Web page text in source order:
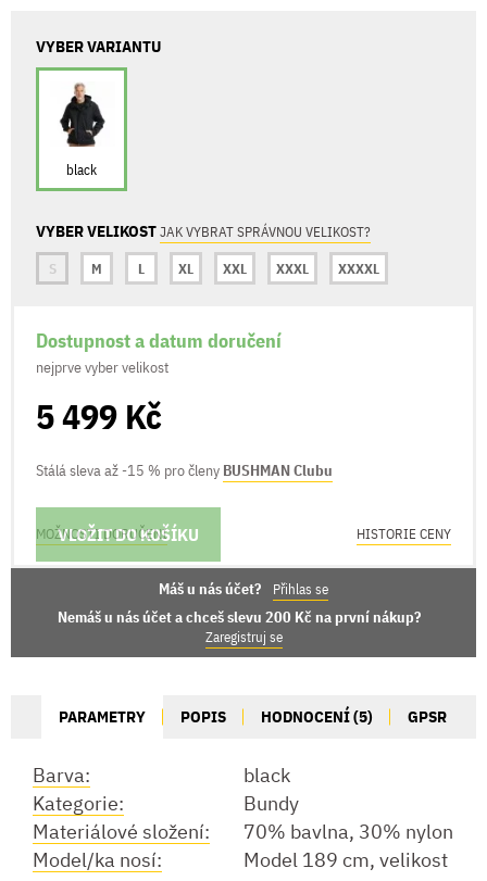
VYBER VARIANTU
black
VYBER VELIKOSTJAK VYBRAT SPRÁVNOU VELIKOST?
S
M L XL XXL XXXL XXXXL
Dostupnost a datum doručení
nejprve vyber velikost
5 499 Kč
Stálá sleva až -15 % pro členy BUSHMAN Clubu
VLOŽIT DO KOŠÍKU
MOŽNOSTI DORUČENÍ HISTORIE CENY
Máš u nás účet? Přihlas se
Nemáš u nás účet a chceš slevu 200 Kč na první nákup?
Zaregistruj se
PARAMETRY POPIS HODNOCENÍ (5) GPSR
Barva:
black
Kategorie:
Bundy
Materiálové složení:
70% bavlna, 30% nylon
Model/ka nosí:
Model 189 cm, velikost